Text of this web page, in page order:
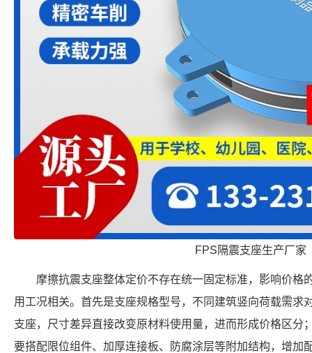
FPS隔震支座生产厂家
摩擦抗震支座整体定价不存在统一固定标准，影响价格
用工况相关。首先是支座规格型号，不同建筑竖向荷载需求
支座，尺寸差异直接改变原材料使用量，进而形成价格区分
要搭配限位组件、加厚连接板、防腐涂层等附加结构，增加